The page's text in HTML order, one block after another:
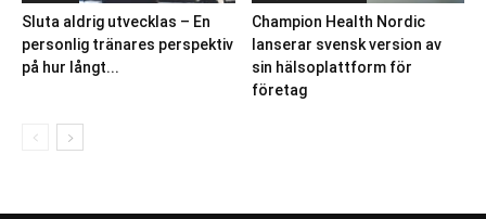
Sluta aldrig utvecklas – En
personlig tränares perspektiv
på hur långt...
Champion Health Nordic
lanserar svensk version av
sin hälsoplattform för
företag